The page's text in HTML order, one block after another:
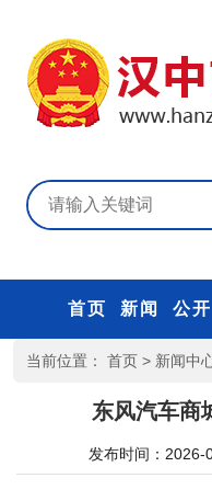
首页 新闻 公开
当前位置： 首页 > 新闻中
东风汽车商
发布时间：2026-